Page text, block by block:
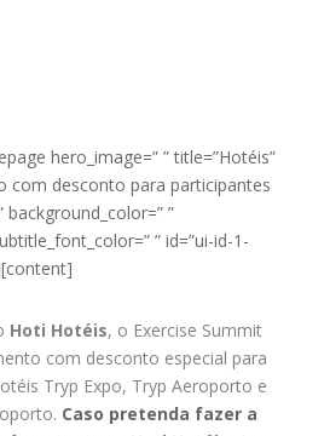
hero_image=” ” title=”Hotéis”
com desconto para participantes
”
” id=”ui-id-1-
Hoti Hotéis, o Exercise Summit
com desconto especial para
Tryp Expo, Tryp Aeroporto e
Caso pretenda fazer a